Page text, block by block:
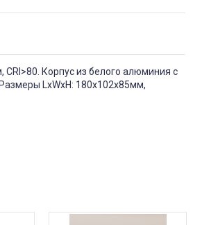
Корпус из белого алюминия с
LxWxH: 180х102x85мм,